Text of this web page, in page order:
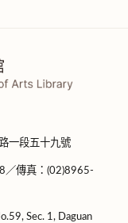
一段五十九號
／傳真：(02)8965-
Sec. 1, Daguan